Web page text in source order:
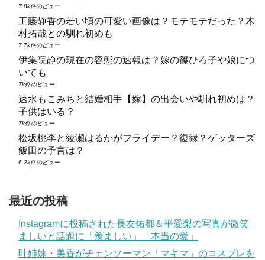
7.8k件のビュー
工藤静香の若い頃の可愛い画像は？モテモテだった？木
村拓哉との馴れ初めも
7.7k件のビュー
伊集院静の現在の容態の速報は？嫁の篠ひろ子や娘につ
いても
7k件のビュー
速水もこみちと結婚相手【嫁】の出会いや馴れ初めは？
子供はいる？
7k件のビュー
松坂桃李と綾瀬はるかがフライデー？復縁？ゲッターズ
飯田の予言は？
6.2k件のビュー
最近の投稿
Instagramに投稿された長友佑都＆平愛梨の写真が微笑
ましいと話題に「羨ましい」「本当の愛」
叶姉妹・美香がチェンソーマン「マキマ」のコスプレを